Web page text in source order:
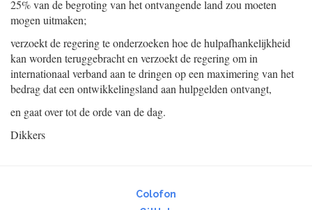
25% van de begroting van het ontvangende land zou moeten
mogen uitmaken;
verzoekt de regering te onderzoeken hoe de hulpafhankelijkheid
kan worden teruggebracht en verzoekt de regering om in
internationaal verband aan te dringen op een maximering van het
bedrag dat een ontwikkelingsland aan hulpgelden ontvangt,
en gaat over tot de orde van de dag.
Dikkers
Colofon